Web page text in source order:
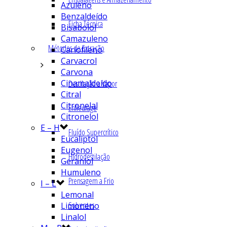
Ficha Técnica
Métodos de Extração
Destilação a Vapor
Enfleurage
Fluído Supercrítico
Hidrodestilação
Prensagem a Frio
Solventes
Azuleno
Benzaldeído
Bisabolol
Camazuleno
Cariofileno
Carvacrol
Carvona
Cinamaldeído
Citral
Citronelal
Citronelol
E – H
Eucaliptol
Eugenol
Geraniol
Humuleno
I – L
Lemonal
Limoneno
Linalol